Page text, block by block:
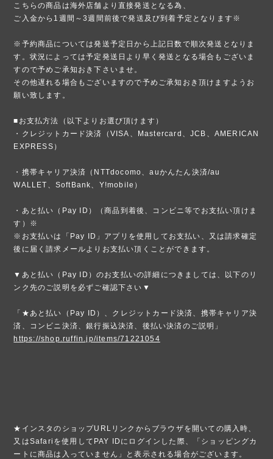
こちらの商品は海外店舗より直接発送となる為、
ご入金から1週間～3週間前後で発送及び到着予定となります※
※予約商品については発送予定日から上記日数で順次発送となりま
す。状況によっては予定発送日より早く発送となる場合もございま
すので予めご承知おき下さいませ。
その他遅れる場合もございますので予めご承知おき頂けますようお
願い致します。
■お支払方法（以下よりお選び頂けます）
・クレジットカード決済（VISA、Mastercard、JCB、AMERICAN
EXPRESS）
・携帯キャリア決済（NTTdocomo、auかんたん決済/au
WALLET、SoftBank、Y!mobile）
・あと払い（Pay ID）（商品到着後、コンビニ等でお支払い頂けま
す）※
※お支払いは「Pay ID」アプリを使用してお支払い、又は請求確定
後に届く請求メールよりお支払い頂くことができます。
▼あと払い（Pay ID）のお支払いの詳細につきましては、以下のリ
ンク先のご説明を必ずご確認下さい▼
「★あと払い（Pay ID）、クレジットカード決済、携帯キャリア決
済、コンビニ決済、銀行振込決済、後払い決済のご説明」
https://shop.ruffin.jp/items/71221054
★インスタのショップURLリンクからブラウザを開いての購入時、
又はSafariを使用してPAY IDにログインした際、「ショッピングカ
ートに商品は入っていません」と表示される場合がございます。